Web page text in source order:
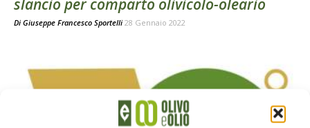
slancio per comparto olivicolo-oleario
Di Giuseppe Francesco Sportelli 28 Gennaio 2022